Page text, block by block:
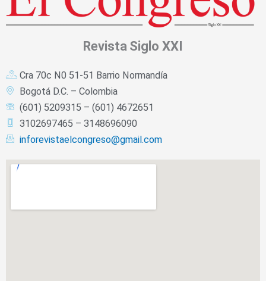
Revista Siglo XXI
Cra 70c N0 51-51 Barrio Normandía
Bogotá D.C. – Colombia
(601) 5209315 – (601) 4672651
3102697465 – 3148696090
inforevistaelcongreso@gmail.com